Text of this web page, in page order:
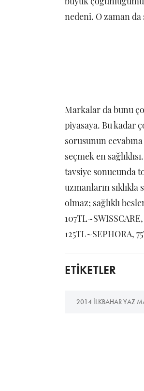
nedeni. O zaman da
Markalar da bunu
piyasaya. Bu kadar
sorusunun
seçmek en
tavsiye sonucunda
uzmanların
olmaz; sağlıklı
125TL~SEPHORA,
ETİKETLER
2014 ILKBAHAR YAZ